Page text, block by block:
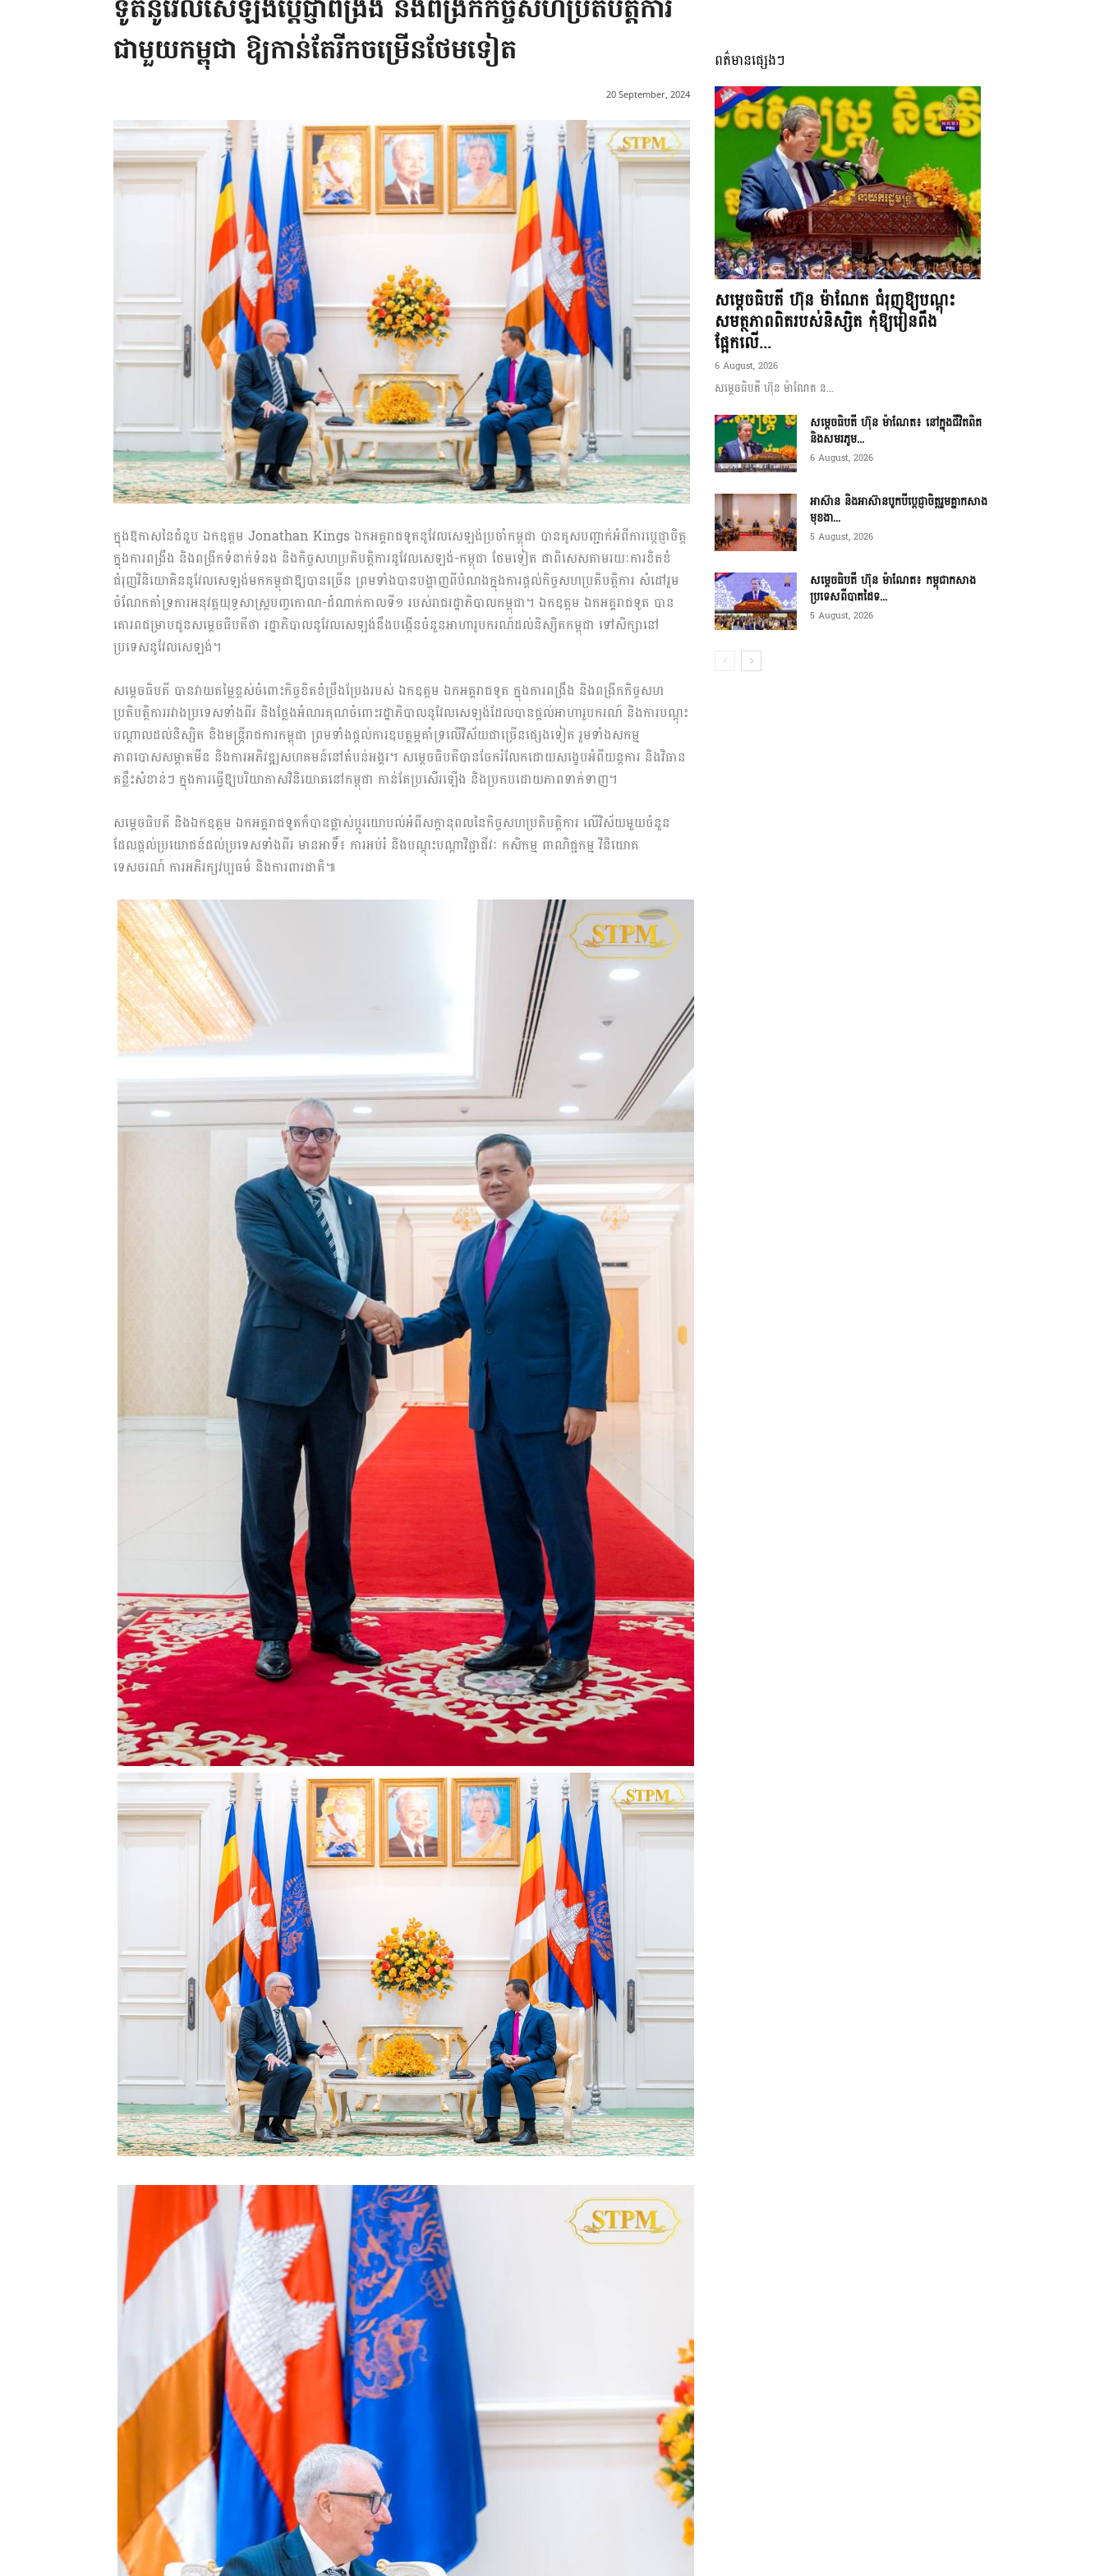
អង្គ
ភាព​
ព័ត៌មាន​
និង
ប្រតិកម្ម
រហ័ស
ទូតនូវែលសេឡង់ប្ដេជ្ញាពង្រឹង និងពង្រីកកិច្ចសហប្រតិបត្តិការ
ជាមួយកម្ពុជា ឱ្យកាន់តែរីកចម្រើនថែមទៀត
20 September, 2024
ក្នុងឱកាសនៃជំនួប ឯកឧត្តម Jonathan Kings ឯកអគ្គរាជទូតនូវែលសេឡង់ប្រចាំកម្ពុជា បានគូសបញ្ជាក់អំពីការប្តេជ្ញាចិត្ត
ក្នុងការពង្រឹង និងពង្រីកទំនាក់ទំនង និងកិច្ចសហប្រតិបត្តិការនូវែលសេឡង់-កម្ពុជា ថែមទៀត ជាពិសេសតាមរយៈការខិតខំ
ជំរុញវិនិយោគិននូវែលសេឡង់មកកម្ពុជាឱ្យបានច្រើន ព្រមទាំងបានបង្ហាញពីបំណងក្នុងការផ្តល់កិច្ចសហប្រតិបត្តិការ សំដៅរួម
ចំណែកគាំទ្រការអនុវត្តយុទ្ធសាស្ត្របញ្ចកោណ-ដំណាក់កាលទី១ របស់រាជរដ្ឋាភិបាលកម្ពុជា។ ឯកឧត្តម ឯកអគ្គរាជទូត បាន
គោរពជម្រាបជូនសម្តេចធិបតីថា រដ្ឋាភិបាលនូវែលសេឡង់នឹងបង្កើនចំនួនអាហារូបករណ៍ដល់និស្សិតកម្ពុជា ទៅសិក្សានៅ
ប្រទេសនូវែលសេឡង់។
សម្ដេចធិបតី បានវាយតម្លៃខ្ពស់ចំពោះកិច្ចខិតខំប្រឹងប្រែងរបស់ ឯកឧត្តម ឯកអគ្គរាជទូត ក្នុងការពង្រឹង និងពង្រីកកិច្ចសហ
ប្រតិបត្តិការរវាងប្រទេសទាំងពីរ និងថ្លែងអំណរគុណចំពោះរដ្ឋាភិបាលនូវែលសេឡង់ដែលបានផ្តល់អាហារូបករណ៍ និងការបណ្តុះ
បណ្តាលដល់និស្សិត និងមន្ត្រីរាជការកម្ពុជា ព្រមទាំងផ្តល់ការឧបត្ថម្ភគាំទ្រលើវិស័យជាច្រើនផ្សេងទៀត រួមទាំងសកម្ម
ភាពបោសសម្អាតមីន និងការអភិវឌ្ឍសហគមន៍នៅតំបន់អង្គរ។ សម្តេចធិបតីបានចែករំលែកដោយសង្ខេបអំពីយន្តការ និងវិធាន
គន្លឹះសំខាន់ៗ ក្នុងការធ្វើឱ្យបរិយាកាសវិនិយោគនៅកម្ពុជា កាន់តែប្រសើរឡើង និងប្រកបដោយភាពទាក់ទាញ។
សម្ដេចធិបតី និងឯកឧត្តម ឯកអគ្គរាជទូតក៏បានផ្លាស់ប្តូរយោបល់អំពីសក្តានុពលនៃកិច្ចសហប្រតិបត្តិការ លើវិស័យមួយចំនួន
ដែលផ្តល់ប្រយោជន៍ដល់ប្រទេសទាំងពីរ មានអាទិ៍៖ ការអប់រំ និងបណ្តុះបណ្តាវិជ្ជាជីវៈ កសិកម្ម ពាណិជ្ជកម្ម វិនិយោគ
ទេសចរណ៍ ការអភិរក្សវប្បធម៌ និងការពារជាតិ៕
ពត៌មានផ្សេងៗ
សម្តេចធិបតី ហ៊ុន ម៉ាណែត ជំរុញឱ្យបណ្តុះ
សមត្ថភាពពិតរបស់និស្សិត កុំឱ្យរៀនពឹង
ផ្អែកលើ...
6 August, 2026
សម្តេចធិបតី ហ៊ុន ម៉ាណែត ន...
សម្តេចធិបតី ហ៊ុន ម៉ាណែត៖ នៅក្នុងជីវិតពិត
និងសមរភូម...
6 August, 2026
អាស៊ាន និងអាស៊ានបូកបីប្តេជ្ញាចិត្តរួមគ្នាកសាង
មុខងា...
5 August, 2026
សម្ដេចធិបតី ហ៊ុន ម៉ាណែត៖ កម្ពុជាកសាង
ប្រទេសពីបាតដៃទ...
5 August, 2026